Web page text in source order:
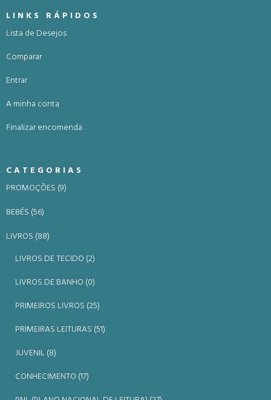
LINKS RÁPIDOS
Lista de Desejos
Comparar
Entrar
A minha conta
Finalizar encomenda
CATEGORIAS
PROMOÇÕES (9)
BEBÉS (56)
LIVROS (88)
LIVROS DE TECIDO (2)
LIVROS DE BANHO (0)
PRIMEIROS LIVROS (25)
PRIMEIRAS LEITURAS (51)
JUVENIL (8)
CONHECIMENTO (17)